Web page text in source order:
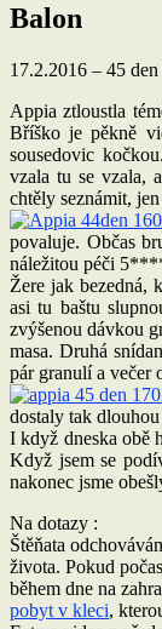
Balon
17.2.2016 – 45 den
Appia ztloustla
Bříško je pěkně
sousedovic
vzala tu se vzala,
chtěly seznámit,
povaluje. Občas
náležitou péči
Žere jak bezedná,
asi tu baštu
zvýšenou dávkou
masa. Druhá
pár granulí a večer
dostaly tak
I když dneska obě
Když jsem se
nakonec jsme
Na dotazy :
Štěňata
života. Pokud
během dne na
pobyt v kleci,